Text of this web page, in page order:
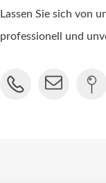
Lassen Sie sich von
professionell und